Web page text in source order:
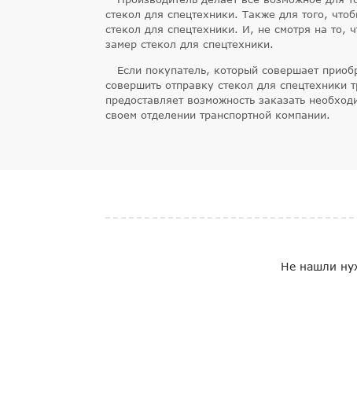
стекол для спецтехники. Также для того,
стекол для спецтехники. И, не смотря на то,
замер стекол для спецтехники.
Если покупатель, который совершает
совершить отправку стекол для
предоставляет возможность заказать
своем отделении транспортной компании.
Не нашли